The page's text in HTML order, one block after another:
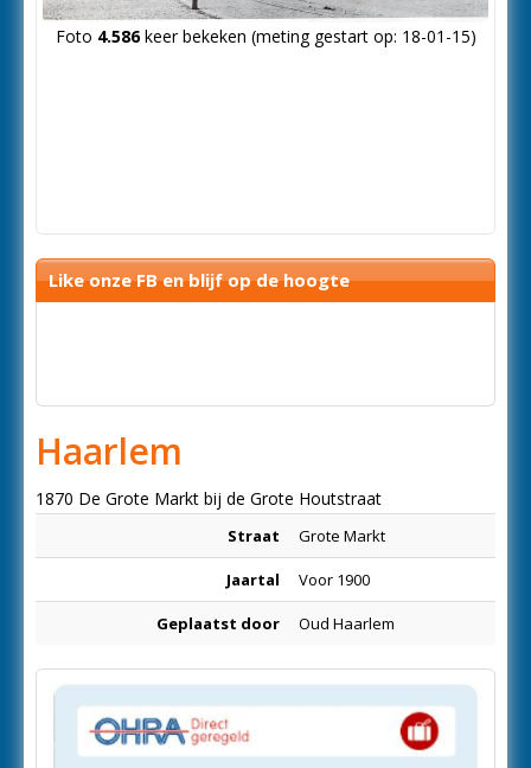
Foto 4.586keer bekeken (meting gestart op: 18-01-15)
Like onze FB en blijf op de hoogte
Haarlem
1870 De Grote Markt bij de Grote Houtstraat
Straat Grote Markt
Jaartal Voor 1900
Geplaatst door Oud Haarlem